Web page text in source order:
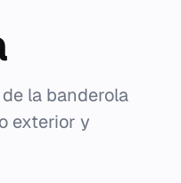
la banderola
exterior y